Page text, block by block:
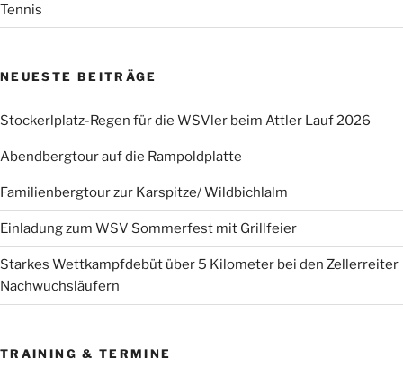
Tennis
NEUESTE BEITRÄGE
Stockerlplatz-Regen für die WSVler beim Attler Lauf 2026
Abendbergtour auf die Rampoldplatte
Familienbergtour zur Karspitze/ Wildbichlalm
Einladung zum WSV Sommerfest mit Grillfeier
Starkes Wettkampfdebüt über 5 Kilometer bei den Zellerreiter
Nachwuchsläufern
TRAINING & TERMINE